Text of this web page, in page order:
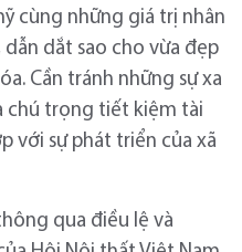
cùng những giá trị nhân
dắt sao cho vừa đẹp
Cần tránh những sự xa
chú trọng tiết kiệm tài
với sự phát triển của xã
qua điều lệ và